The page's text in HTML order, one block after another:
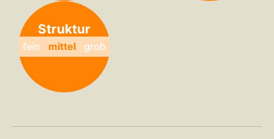
Struktur
fein mittel grob